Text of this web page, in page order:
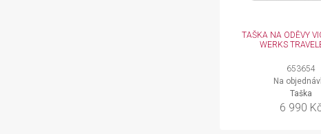
TAŠKA NA ODĚVY
WERKS
653654
Na
Taška
6 990